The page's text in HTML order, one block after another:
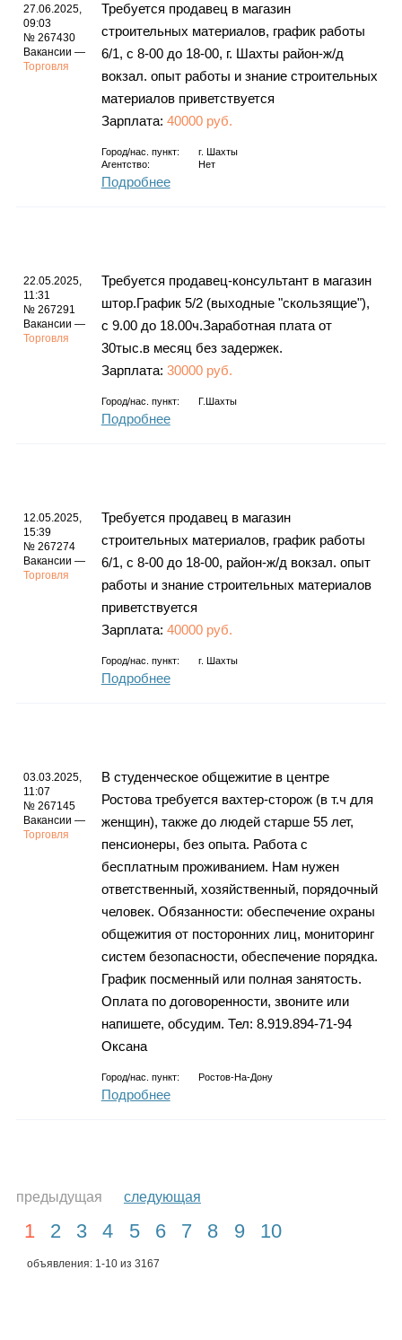
27.06.2025,
09:03
№ 267430
Вакансии —
Торговля
Требуется продавец в магазин
строительных материалов, график работы
6/1, с 8-00 до 18-00, г. Шахты район-ж/д
вокзал. опыт работы и знание строительных
материалов приветствуется
Зарплата: 40000 руб.
Город/нас. пункт: г.
Шахты
Агентство:
Нет
Подробнее
22.05.2025,
11:31
№ 267291
Вакансии —
Торговля
Требуется продавец-консультант в магазин
штор.График 5/2 (выходные "скользящие"),
с 9.00 до 18.00ч.Заработная плата от
30тыс.в месяц без задержек.
Зарплата: 30000 руб.
Город/нас. пункт: Г.Шахты
Подробнее
12.05.2025,
15:39
№ 267274
Вакансии —
Торговля
Требуется продавец в магазин
строительных материалов, график работы
6/1, с 8-00 до 18-00, район-ж/д вокзал. опыт
работы и знание строительных материалов
приветствуется
Зарплата: 40000 руб.
Город/нас. пункт: г. Шахты
Подробнее
03.03.2025,
11:07
№ 267145
Вакансии —
Торговля
В студенческое общежитие в центре
Ростова требуется вахтер-сторож (в т.ч для
женщин), также до людей старше 55 лет,
пенсионеры, без опыта. Работа с
бесплатным проживанием. Нам нужен
ответственный, хозяйственный, порядочный
человек. Обязанности: обеспечение охраны
общежития от посторонних лиц, мониторинг
систем безопасности, обеспечение порядка.
График посменный или полная занятость.
Оплата по договоренности, звоните или
напишете, обсудим. Тел: 8.919.894-71-94
Оксана
Город/нас. пункт: Ростов-На-Дону
Подробнее
предыдущая следующая
1 2 3 4 5 6 7 8 9 10
объявления: 1-10 из 3167